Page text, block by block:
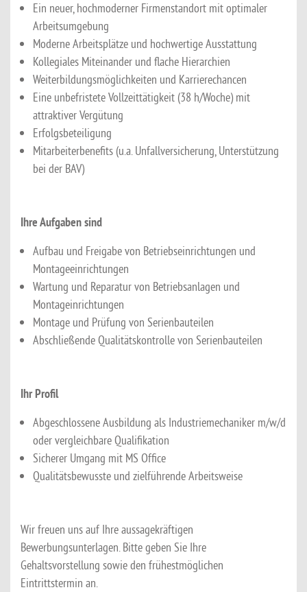
Ein neuer, hochmoderner Firmenstandort mit optimaler
Arbeitsumgebung
Moderne Arbeitsplätze und hochwertige Ausstattung
Kollegiales Miteinander und flache Hierarchien
Weiterbildungsmöglichkeiten und Karrierechancen
Eine unbefristete Vollzeittätigkeit (38 h/Woche) mit
attraktiver Vergütung
Erfolgsbeteiligung
Mitarbeiterbenefits (u.a. Unfallversicherung, Unterstützung
bei der BAV)
Ihre Aufgaben sind
Aufbau und Freigabe von Betriebseinrichtungen und
Montageeinrichtungen
Wartung und Reparatur von Betriebsanlagen und
Montageinrichtungen
Montage und Prüfung von Serienbauteilen
Abschließende Qualitätskontrolle von Serienbauteilen
Ihr Profil
Abgeschlossene Ausbildung als Industriemechaniker m/w/d
oder vergleichbare Qualifikation
Sicherer Umgang mit MS Office
Qualitätsbewusste und zielführende Arbeitsweise
Wir freuen uns auf Ihre aussagekräftigen
Bewerbungsunterlagen. Bitte geben Sie Ihre
Gehaltsvorstellung sowie den frühestmöglichen
Eintrittstermin an.